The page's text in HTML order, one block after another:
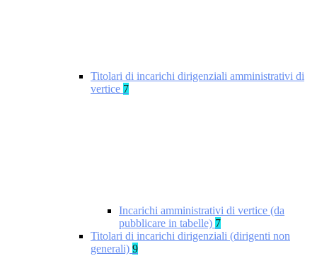
Titolari di incarichi dirigenziali amministrativi di
vertice 7
Incarichi amministrativi di vertice (da
pubblicare in tabelle) 7
Titolari di incarichi dirigenziali (dirigenti non
generali) 9